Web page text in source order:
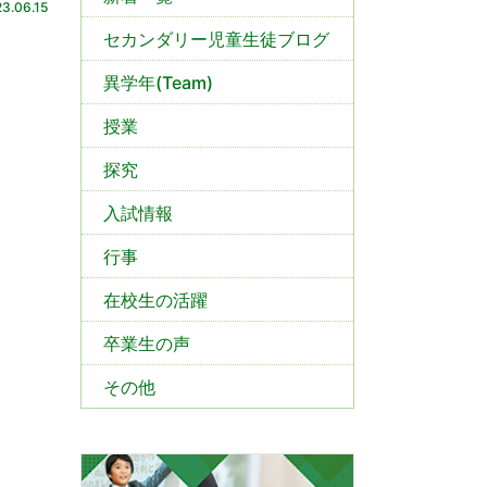
セカンダリー児童生徒ブログ
異学年(Team)
授業
探究
入試情報
行事
在校生の活躍
卒業生の声
その他